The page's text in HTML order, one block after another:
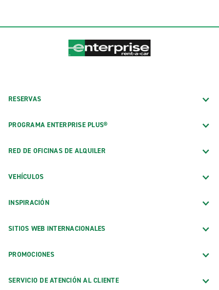
RESERVAS
PROGRAMA ENTERPRISE PLUS®
RED DE OFICINAS DE ALQUILER
VEHÍCULOS
INSPIRACIÓN
SITIOS WEB INTERNACIONALES
PROMOCIONES
SERVICIO DE ATENCIÓN AL CLIENTE